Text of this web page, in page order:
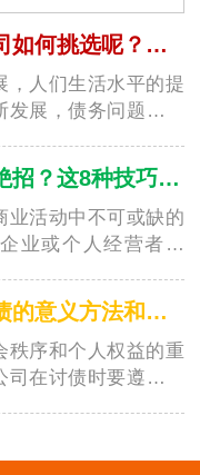
河源分析讨债公司如何挑选呢？需要注意什么细节？
，人们生活水平的提
展，债务问题也逐
河源要账有什么绝招？这8种技巧值得学习！
业活动中不可或缺的
业或个人经营者来
河源探讨合法讨债的意义方法和注意事项
秩序和个人权益的重
在讨债时要遵守法